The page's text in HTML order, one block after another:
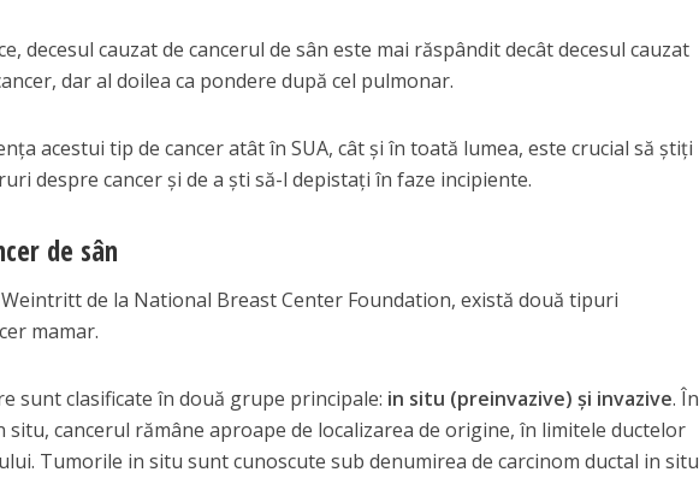
decesul cauzat de cancerul de sân este mai răspândit decât decesul cauzat
dar al doilea ca pondere după cel pulmonar.
acestui tip de cancer atât în SUA, cât și în toată lumea, este crucial să știți
despre cancer și de a ști să-l depistați în faze incipiente.
de sân
de la National Breast Center Foundation, există două tipuri
mamar.
sunt clasificate în două grupe principale: in situ (preinvazive) şi invazive. În
cancerul rămâne aproape de localizarea de origine, în limitele ductelor
Tumorile in situ sunt cunoscute sub denumirea de carcinom ductal in situ